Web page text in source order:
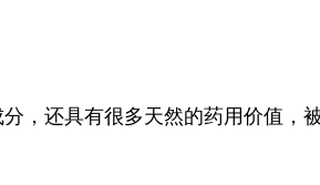
，还具有很多天然的药用价值，